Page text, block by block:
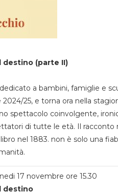
destino (parte II)
a bambini, famiglie e
25, e torna ora nella
spettacolo coinvolgente,
di tutte le età. Il racconto
nel 1883. non è solo una
17 novembre ore 15.30
destino